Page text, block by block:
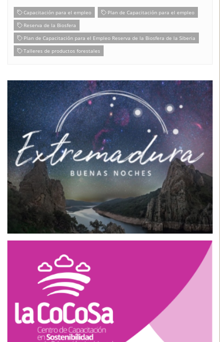
Capacitación para el empleo
Plan de Capacitación para el empleo
Reserva de la Biosfera
Plan de Capacitación para el Empleo Reserva de la Biosfera de la Siberia
Talleres de productos forestales